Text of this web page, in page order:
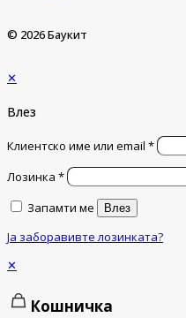
© 2026 Баукит
✕
Влез
Клиентско име или email *
Лозинка *
Запамти ме
Влез
Ја заборавивте лозинката?
✕
Кошничка